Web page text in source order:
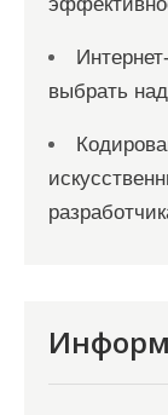
выбрать